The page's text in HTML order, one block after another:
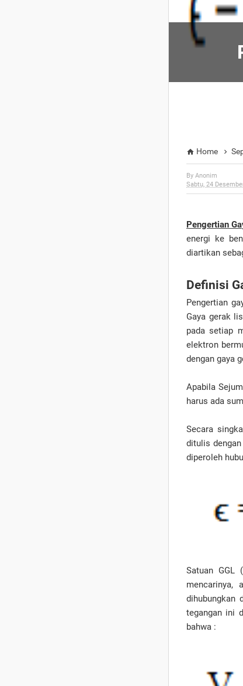
 Home 
By Anonim
Sabtu, 24
Pengertian
energi ke
diartikan
Definisi
Pengertian
Gaya gerak
pada setiap
elektron
dengan gaya
Apabila
harus ada
Secara
ditulis
diperoleh
Satuan GGL
mencarinya,
dihubungkan
tegangan ini
bahwa :